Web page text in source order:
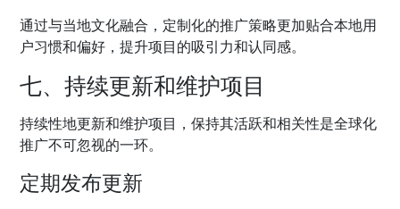
通过与当地文化融合，定制化的推广策略更加贴合本地用
户习惯和偏好，提升项目的吸引力和认同感。
七、持续更新和维护项目
持续性地更新和维护项目，保持其活跃和相关性是全球化
推广不可忽视的一环。
定期发布更新